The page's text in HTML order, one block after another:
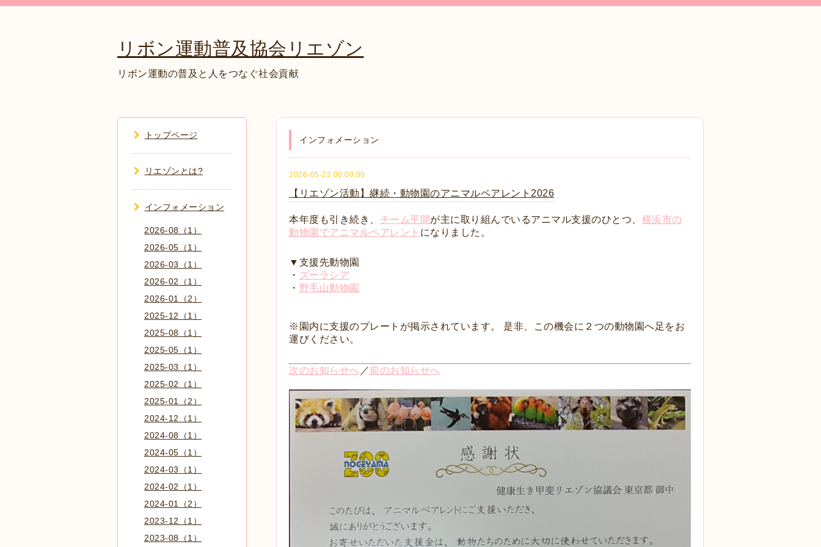
リボン運動普及協会リエゾン
リボン運動の普及と人をつなぐ社会貢献
インフォメーション
2026-05-22 00:00:00
【リエゾン活動】継続・動物園のアニマルペアレント2026
本年度も引き続き、 チーム平間が主に取り組んでいるアニマル支援のひとつ、 横浜市の
動物園でアニマルペアレント になりました。
▼支援先動物園
・ ズーラシア
・ 野毛山動物園
※園内に支援のプレートが掲示されています。 是非、この機会に２つの動物園へ足をお
運びください。
次のお知らせへ ／前のお知らせへ
トップページ
リエゾンとは?
インフォメーション
2026-08（1）
2026-05（1）
2026-03（1）
2026-02（1）
2026-01（2）
2025-12（1）
2025-08（1）
2025-05（1）
2025-03（1）
2025-02（1）
2025-01（2）
2024-12（1）
2024-08（1）
2024-05（1）
2024-03（1）
2024-02（1）
2024-01（2）
2023-12（1）
2023-08（1）